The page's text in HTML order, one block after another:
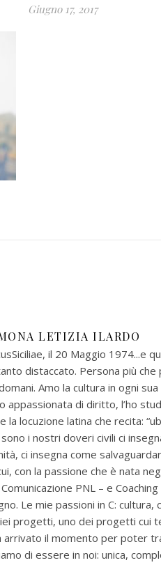
Giugno 17, 2017
LETIZIA ILARDO
il 20 Maggio 1974...e
distaccato. Persona più
Amo la cultura in ogni
appassionata di diritto, l’ho
locuzione latina che recita:
i nostri doveri civili ci
ci insegna come
con la passione che è nata
PNL – e
Le mie passioni in C: cultura,
progetti, uno dei progetti cui
arrivato il momento per poter
di essere in noi: unica,